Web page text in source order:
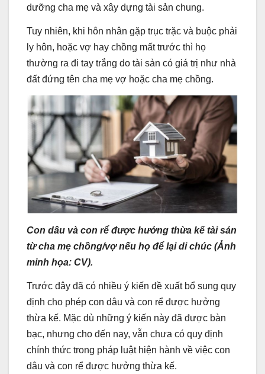
dưỡng cha mẹ và xây dựng tài sản chung.
Tuy nhiên, khi hôn nhân gặp trục trặc và buộc phải
ly hôn, hoặc vợ hay chồng mất trước thì họ
thường ra đi tay trắng do tài sản có giá trị như nhà
đất đứng tên cha mẹ vợ hoặc cha mẹ chồng.
Con dâu và con rể được hưởng thừa kế tài sản
từ cha mẹ chồng/vợ nếu họ để lại di chúc (Ảnh
minh họa: CV).
Trước đây đã có nhiều ý kiến đề xuất bổ sung quy
định cho phép con dâu và con rể được hưởng
thừa kế. Mặc dù những ý kiến này đã được bàn
bạc, nhưng cho đến nay, vẫn chưa có quy định
chính thức trong pháp luật hiện hành về việc con
dâu và con rể được hưởng thừa kế.